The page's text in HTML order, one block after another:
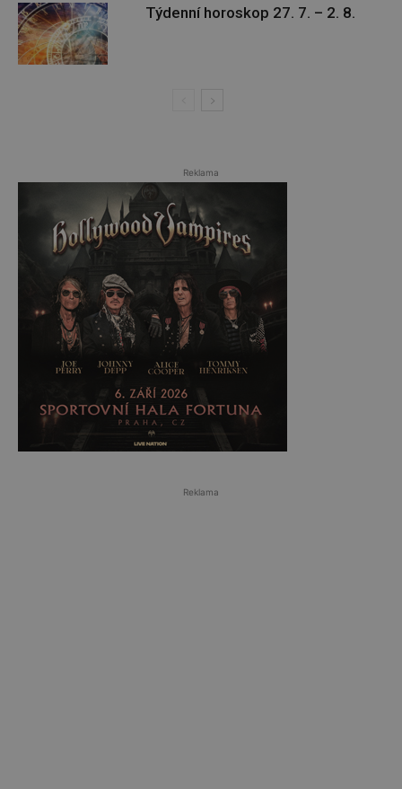
Týdenní horoskop 27. 7. – 2. 8.
Reklama
Reklama